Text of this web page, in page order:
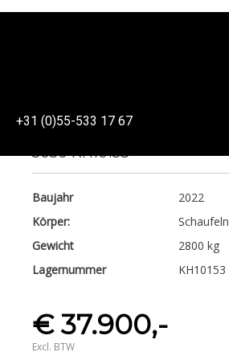
+31 (0)55-533 17 67
Kramer
5050 KH10153
Baujahr
2022
Körper:
Schaufeln
Gewicht
2800 kg
Lagernummer
KH10153
€ 37.900,-
Excl. BTW